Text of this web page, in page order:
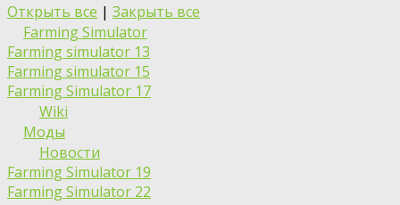
Открыть все | Закрыть все
Farming Simulator
Farming simulator 13
Farming simulator 15
Farming Simulator 17
Wiki
Моды
Новости
Farming Simulator 19
Farming Simulator 22